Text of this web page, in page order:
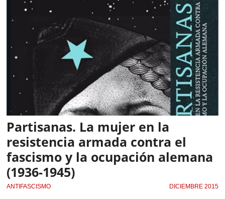
Partisanas. La mujer en la
resistencia armada contra el
fascismo y la ocupación alemana
(1936-1945)
ANTIFASCISMO DICIEMBRE 2015